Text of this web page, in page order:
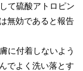
て硫酸アトロピン
無効であると報告
に付着しないよう
でよく洗い落とす